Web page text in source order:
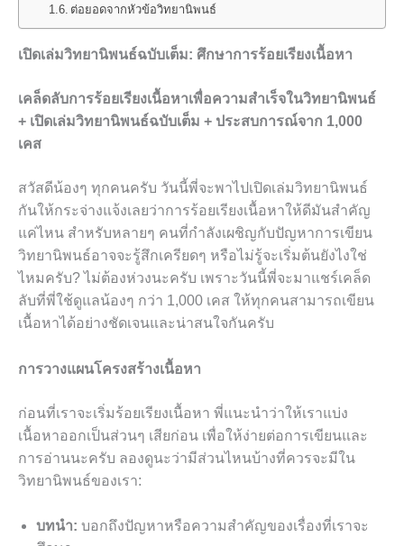
ต่อยอดจากหัวข้อวิทยานิพนธ์
เปิดเล่มวิทยานิพนธ์ฉบับเต็ม: ศึกษาการร้อยเรียงเนื้อหา
เคล็ดลับการร้อยเรียงเนื้อหาเพื่อความสำเร็จในวิทยานิพนธ์
+ เปิดเล่มวิทยานิพนธ์ฉบับเต็ม + ประสบการณ์จาก 1,000
เคส
สวัสดีน้องๆ ทุกคนครับ วันนี้พี่จะพาไปเปิดเล่มวิทยานิพนธ์
กันให้กระจ่างแจ้งเลยว่าการร้อยเรียงเนื้อหาให้ดีมันสำคัญ
แค่ไหน สำหรับหลายๆ คนที่กำลังเผชิญกับปัญหาการเขียน
วิทยานิพนธ์อาจจะรู้สึกเครียดๆ หรือไม่รู้จะเริ่มต้นยังไงใช่
ไหมครับ? ไม่ต้องห่วงนะครับ เพราะวันนี้พี่จะมาแชร์เคล็ด
ลับที่พี่ใช้ดูแลน้องๆ กว่า 1,000 เคส ให้ทุกคนสามารถเขียน
เนื้อหาได้อย่างชัดเจนและน่าสนใจกันครับ
การวางแผนโครงสร้างเนื้อหา
ก่อนที่เราจะเริ่มร้อยเรียงเนื้อหา พี่แนะนำว่าให้เราแบ่ง
เนื้อหาออกเป็นส่วนๆ เสียก่อน เพื่อให้ง่ายต่อการเขียนและ
การอ่านนะครับ ลองดูนะว่ามีส่วนไหนบ้างที่ควรจะมีใน
วิทยานิพนธ์ของเรา:
บทนำ: บอกถึงปัญหาหรือความสำคัญของเรื่องที่เราจะ